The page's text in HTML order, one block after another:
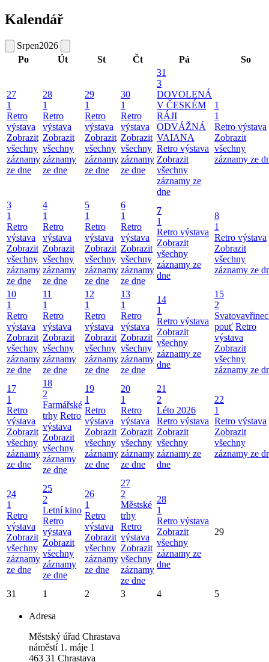
Kalendář
Srpen2026
Po
Út St Čt Pá So
27
1
Retro
výstava
Zobrazit
všechny
záznamy
ze dne
28
1
Retro
výstava
Zobrazit
všechny
záznamy
ze dne
29
1
Retro
výstava
Zobrazit
všechny
záznamy
ze dne
30
1
Retro
výstava
Zobrazit
všechny
záznamy
ze dne
31
3
DOVOLENÁ
V ČESKÉM
RÁJI
ODVÁŽNÁ
VAIANA
Retro výstava
Zobrazit
všechny
záznamy ze
dne
1
1
Retro výstava
Zobrazit
všechny
záznamy ze
3
1
Retro
výstava
Zobrazit
všechny
záznamy
ze dne
4
1
Retro
výstava
Zobrazit
všechny
záznamy
ze dne
5
1
Retro
výstava
Zobrazit
všechny
záznamy
ze dne
6
1
Retro
výstava
Zobrazit
všechny
záznamy
ze dne
7
1
Retro výstava
Zobrazit
všechny
záznamy ze
dne
8
1
Retro výstava
Zobrazit
všechny
záznamy ze
10
1
Retro
výstava
Zobrazit
všechny
záznamy
ze dne
11
1
Retro
výstava
Zobrazit
všechny
záznamy
ze dne
12
1
Retro
výstava
Zobrazit
všechny
záznamy
ze dne
13
1
Retro
výstava
Zobrazit
všechny
záznamy
ze dne
14
1
Retro výstava
Zobrazit
všechny
záznamy ze
dne
15
2
pouť Retro
výstava
Zobrazit
všechny
záznamy ze
17
1
Retro
výstava
Zobrazit
všechny
záznamy
ze dne
18
2
Farmářské
trhy Retro
výstava
Zobrazit
všechny
záznamy
ze dne
19
1
Retro
výstava
Zobrazit
všechny
záznamy
ze dne
20
1
Retro
výstava
Zobrazit
všechny
záznamy
ze dne
21
2
Léto 2026
Retro výstava
Zobrazit
všechny
záznamy ze
dne
22
1
Retro výstava
Zobrazit
všechny
záznamy ze
24
1
Retro
výstava
Zobrazit
všechny
záznamy
ze dne
25
2
Letní kino
Retro
výstava
Zobrazit
všechny
záznamy
ze dne
26
1
Retro
výstava
Zobrazit
všechny
záznamy
ze dne
27
2
Městské
trhy
Retro
výstava
Zobrazit
všechny
záznamy
ze dne
28
1
Retro výstava
Zobrazit
všechny
záznamy ze
dne
29
31 1 2 3 4 5
Adresa
Městský úřad Chrastava
náměstí 1. máje 1
463 31 Chrastava